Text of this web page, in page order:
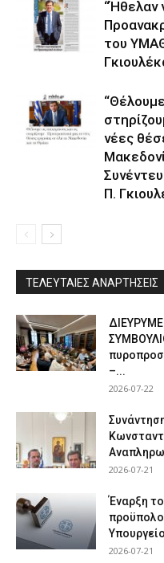
“Ήθελαν
του
νέες
Π.
ΤΕΛΕΥΤΑΙΕΣ ΑΝΑΡΤΗΣΕΙΣ
–...
2026-07-22
2026-07-21
Έναρξη
2026-07-21